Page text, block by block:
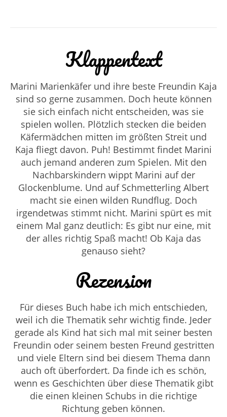
Klappentext
Marini Marienkäfer und ihre beste Freundin Kaja
sind so gerne zusammen. Doch heute können
sie sich einfach nicht entscheiden, was sie
spielen wollen. Plötzlich stecken die beiden
Käfermädchen mitten im größten Streit und
Kaja fliegt davon. Puh! Bestimmt findet Marini
auch jemand anderen zum Spielen. Mit den
Nachbarskindern wippt Marini auf der
Glockenblume. Und auf Schmetterling Albert
macht sie einen wilden Rundflug. Doch
irgendetwas stimmt nicht. Marini spürt es mit
einem Mal ganz deutlich: Es gibt nur eine, mit
der alles richtig Spaß macht! Ob Kaja das
genauso sieht?
Rezension
Für dieses Buch habe ich mich entschieden,
weil ich die Thematik sehr wichtig finde. Jeder
gerade als Kind hat sich mal mit seiner besten
Freundin oder seinem besten Freund gestritten
und viele Eltern sind bei diesem Thema dann
auch oft überfordert. Da finde ich es schön,
wenn es Geschichten über diese Thematik gibt
die einen kleinen Schubs in die richtige
Richtung geben können.